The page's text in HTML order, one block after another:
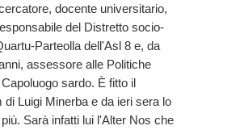
docente universitario,
del Distretto socio-
Parteolla dell'Asl 8 e, da
assessore alle Politiche
sardo. È fitto il
di Luigi Minerba e da ieri sera lo
Sarà infatti lui l'Alter Nos che